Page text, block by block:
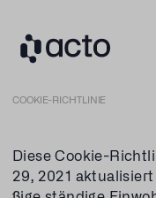
COOKIE-RICHTLINIE
Diese Cookie-
29, 2021